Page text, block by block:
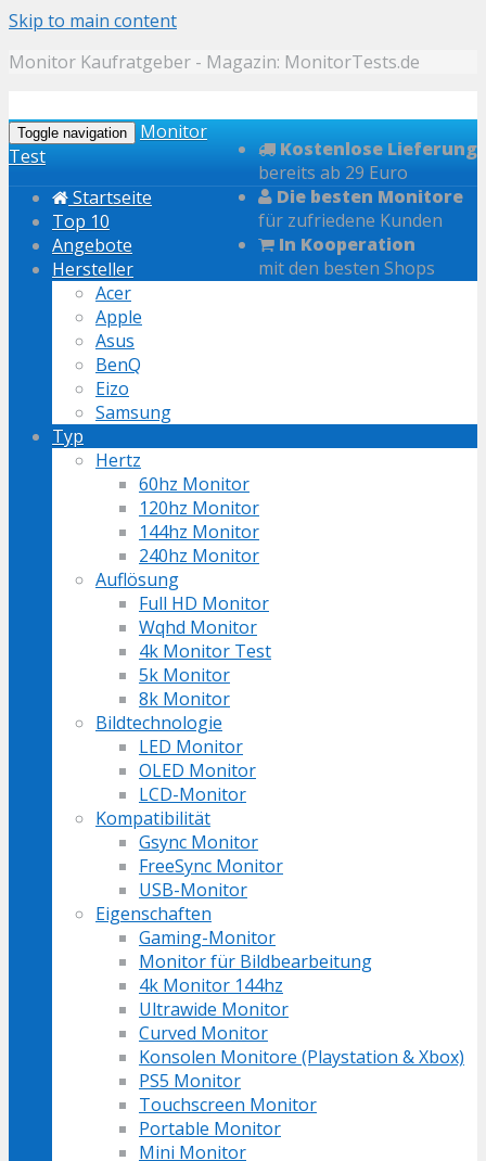
Skip to main content
Monitor Kaufratgeber - Magazin: MonitorTests.de
Kostenlose Lieferung
bereits ab 29 Euro
Die besten Monitore
für zufriedene Kunden
In Kooperation
mit den besten Shops
Toggle navigation
Monitor
Test
Startseite
Top 10
Angebote
Hersteller
Acer
Apple
Asus
BenQ
Eizo
Samsung
Typ
Hertz
60hz Monitor
120hz Monitor
144hz Monitor
240hz Monitor
Auflösung
Full HD Monitor
Wqhd Monitor
4k Monitor Test
5k Monitor
8k Monitor
Bildtechnologie
LED Monitor
OLED Monitor
LCD-Monitor
Kompatibilität
Gsync Monitor
FreeSync Monitor
USB-Monitor
Eigenschaften
Gaming-Monitor
Monitor für Bildbearbeitung
4k Monitor 144hz
Ultrawide Monitor
Curved Monitor
Konsolen Monitore (Playstation & Xbox)
PS5 Monitor
Touchscreen Monitor
Portable Monitor
Mini Monitor